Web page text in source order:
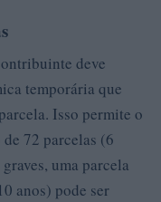
deve
temporária que
Isso permite o
72 parcelas (6
uma parcela
anos) pode ser